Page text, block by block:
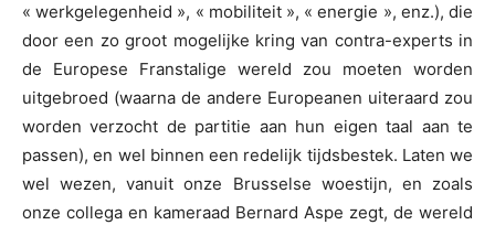
« werkgelegenheid », « mobiliteit », « energie », enz.), die
door een zo groot mogelijke kring van contra-experts in
de Europese Franstalige wereld zou moeten worden
uitgebroed (waarna de andere Europeanen uiteraard zou
worden verzocht de partitie aan hun eigen taal aan te
passen), en wel binnen een redelijk tijdsbestek. Laten we
wel wezen, vanuit onze Brusselse woestijn, en zoals
onze collega en kameraad Bernard Aspe zegt, de wereld